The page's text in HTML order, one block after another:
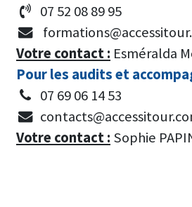
07 52 08 89 95
Votre contact : Esméralda
Pour les audits et
07 69 06 14 53
Votre contact : Sophie